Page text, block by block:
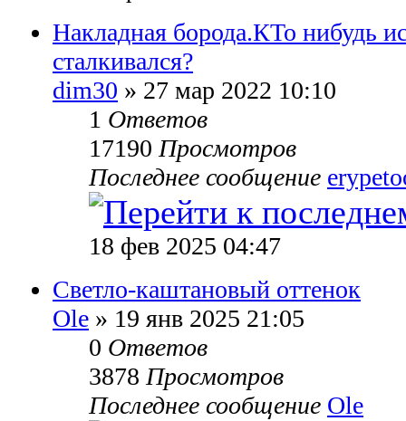
Накладная борода.КТо нибудь
сталкивался?
dim30 » 27 мар 2022 10:10
1 Ответов
17190Просмотров
Последнее сообщение
18 фев 2025 04:47
Светло-каштановый оттенок
Ole » 19 янв 2025 21:05
0 Ответов
3878Просмотров
Последнее сообщение Ole